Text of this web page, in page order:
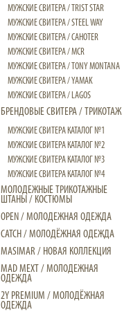
МУЖСКИЕ СВИТЕРА / TRIST STAR
МУЖСКИЕ СВИТЕРА / STEEL WAY
МУЖСКИЕ СВИТЕРА / CAHOTER
МУЖСКИЕ CВИТЕРА / MCR
МУЖСКИЕ CВИТЕРА / TONY MONTANA
МУЖСКИЕ СВИТЕРА / YAMAK
МУЖСКИЕ СВИТЕРА / LAGOS
БРЕНДОВЫЕ СВИТЕРА / ТРИКОТАЖ
МУЖСКИЕ СВИТЕРА КАТАЛОГ №1
МУЖСКИЕ СВИТЕРА КАТАЛОГ №2
МУЖСКИЕ СВИТЕРА КАТАЛОГ №3
МУЖСКИЕ СВИТЕРА КАТАЛОГ №4
МОЛОДЕЖНЫЕ ТРИКОТАЖНЫЕ
ШТАНЫ / КОСТЮМЫ
OPEN / МОЛОДЕЖНАЯ ОДЕЖДА
CATCH / МОЛОДЁЖНАЯ ОДЕЖДА
MASIMAR / НОВАЯ КОЛЛЕКЦИЯ
MAD MEXT / МОЛОДЕЖНАЯ
ОДЕЖДА
2Y PREMIUM / МОЛОДЁЖНАЯ
ОДЕЖДА